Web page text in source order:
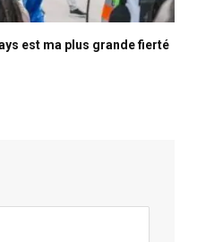
est ma plus grande fierté